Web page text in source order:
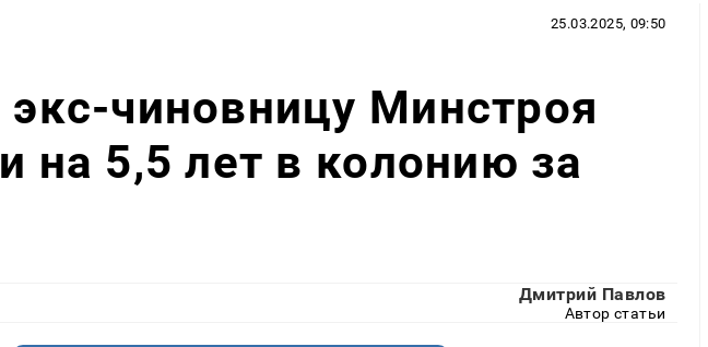
25.03.2025, 09:50
чиновницу Минстроя
на 5,5 лет в колонию за
Дмитрий Павлов
Автор статьи